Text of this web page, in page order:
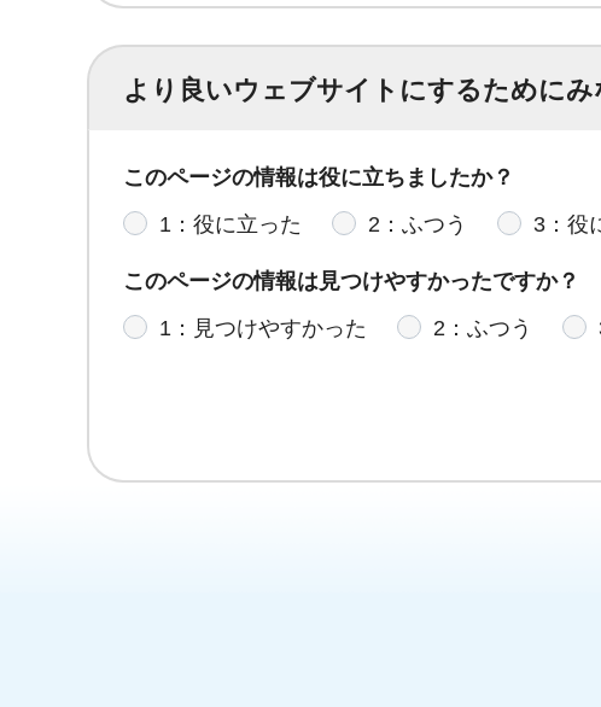
より良いウェブサイトにするために
このページの情報は役に立ちましたか？
1：役に立った
2：ふつう 3：役
このページの情報は見つけやすかったですか？
1：見つけやすかった
2：ふつう